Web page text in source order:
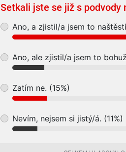
Setkali jste se již s podvody
Ano, a zjistil/a jsem to
Ano, ale zjistil/a jsem to
Zatím ne. (15%)
Nevím, nejsem si jistý/á. (11%)